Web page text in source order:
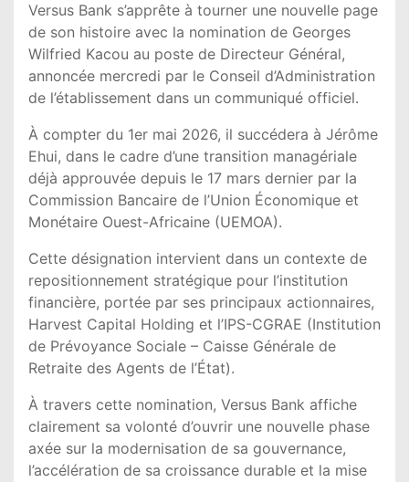
Versus Bank s’apprête à tourner une nouvelle page
de son histoire avec la nomination de Georges
Wilfried Kacou au poste de Directeur Général,
annoncée mercredi par le Conseil d’Administration
de l’établissement dans un communiqué officiel.
À compter du 1er mai 2026, il succédera à Jérôme
Ehui, dans le cadre d’une transition managériale
déjà approuvée depuis le 17 mars dernier par la
Commission Bancaire de l’Union Économique et
Monétaire Ouest-Africaine (UEMOA).
Cette désignation intervient dans un contexte de
repositionnement stratégique pour l’institution
financière, portée par ses principaux actionnaires,
Harvest Capital Holding et l’IPS-CGRAE (Institution
de Prévoyance Sociale – Caisse Générale de
Retraite des Agents de l’État).
À travers cette nomination, Versus Bank affiche
clairement sa volonté d’ouvrir une nouvelle phase
axée sur la modernisation de sa gouvernance,
l’accélération de sa croissance durable et la mise